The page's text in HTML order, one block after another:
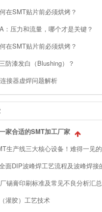
在SMT贴片前必须烘烤？
：压力和流量，哪个才是关键？
在SMT贴片前必须烘烤？
防漆发白（Blushing）？
接器虚焊问题解析
家合适的SMT加工厂家
锡膏印刷标准及常见不良分析汇总
灌胶）工艺技术